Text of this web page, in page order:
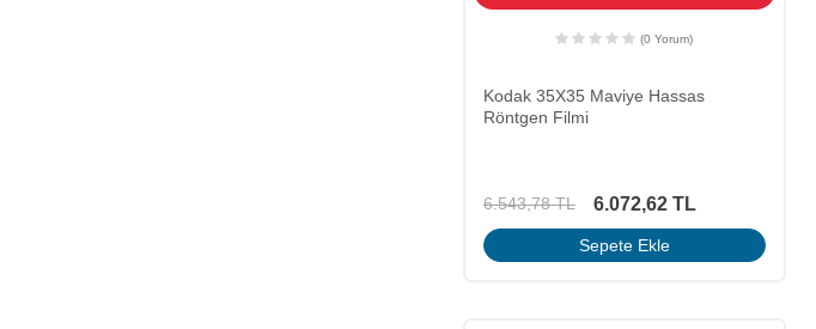
(0 Yorum)
Kodak 35X35 Maviye Hassas
Röntgen Filmi
6.543,78TL 6.072,62 TL
Sepete Ekle